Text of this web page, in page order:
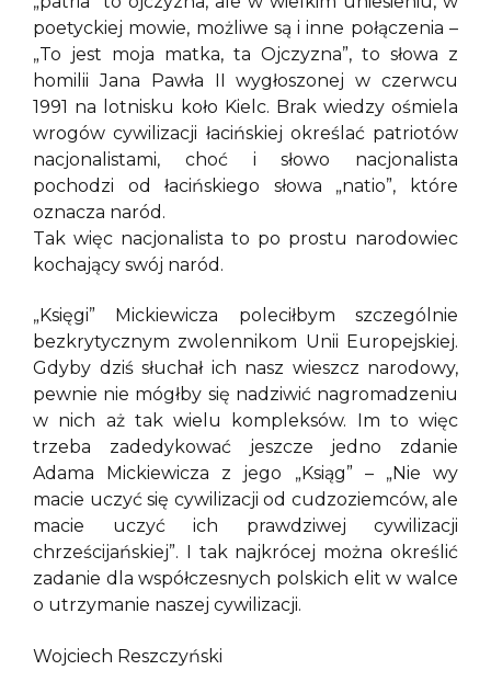
poetyckiej mowie, możliwe są i inne połączenia –
„To jest moja matka, ta Ojczyzna”, to słowa z
homilii Jana Pawła II wygłoszonej w czerwcu
1991 na lotnisku koło Kielc. Brak wiedzy ośmiela
wrogów cywilizacji łacińskiej określać patriotów
nacjonalistami, choć i słowo nacjonalista
pochodzi od łacińskiego słowa „natio”, które
oznacza naród.
Tak więc nacjonalista to po prostu narodowiec
kochający swój naród.
„Księgi” Mickiewicza poleciłbym szczególnie
bezkrytycznym zwolennikom Unii Europejskiej.
Gdyby dziś słuchał ich nasz wieszcz narodowy,
pewnie nie mógłby się nadziwić nagromadzeniu
w nich aż tak wielu kompleksów. Im to więc
trzeba zadedykować jeszcze jedno zdanie
Adama Mickiewicza z jego „Ksiąg” – „Nie wy
macie uczyć się cywilizacji od cudzoziemców, ale
macie uczyć ich prawdziwej cywilizacji
chrześcijańskiej”. I tak najkrócej można określić
zadanie dla współczesnych polskich elit w walce
o utrzymanie naszej cywilizacji.
Wojciech Reszczyński